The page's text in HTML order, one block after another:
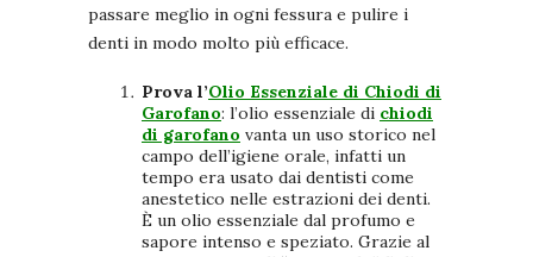
passare meglio in ogni fessura e pulire i
denti in modo molto più efficace.
Prova l’Olio Essenziale di Chiodi di
Garofano: l’olio essenziale di chiodi
di garofano vanta un uso storico nel
campo dell’igiene orale, infatti un
tempo era usato dai dentisti come
anestetico nelle estrazioni dei denti.
È un olio essenziale dal profumo e
sapore intenso e speziato. Grazie al